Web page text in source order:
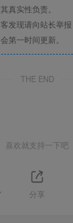
真实性负责。
发现请向站长举报
第一时间更新。
THE END
喜欢就支持一下吧
分享